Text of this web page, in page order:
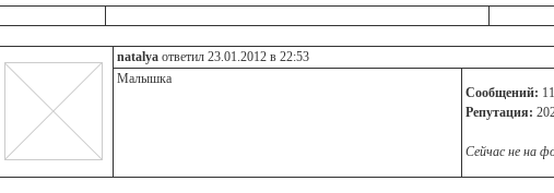
natalya ответил 23.01.2012 в 22:53
Малышка
Сообщений:
Репутация:
Сейчас не на